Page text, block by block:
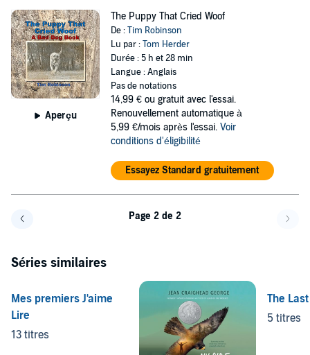
Aperçu
The Puppy That Cried Woof
De :Tim Robinson
Lu par :Tom Herder
Durée : 5 h et 28 min
Langue : Anglais
Pas de notations
14,99 € ou gratuit avec l'essai.
Renouvellement automatique à
5,99 €/mois après l'essai. Voir
conditions d'éligibilité
Essayez Standard gratuitement
Page 2 de 2
Séries similaires
Mes premiers J'aime
Lire
13 titres
The
5 titres